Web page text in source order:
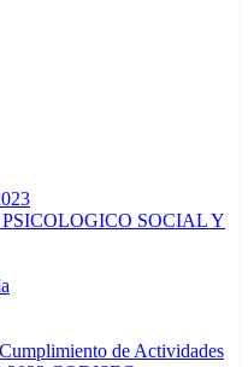
SOCIAL Y
de Actividades